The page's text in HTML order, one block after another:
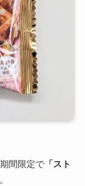
間限定で「スト